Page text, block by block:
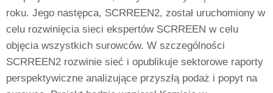
roku. Jego następca, SCRREEN2, został uruchomiony w
celu rozwinięcia sieci ekspertów SCRREEN w celu
objęcia wszystkich surowców. W szczególności
SCRREEN2 rozwinie sieć i opublikuje sektorowe raporty
perspektywiczne analizujące przyszłą podaż i popyt na